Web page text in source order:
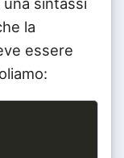
la
essere